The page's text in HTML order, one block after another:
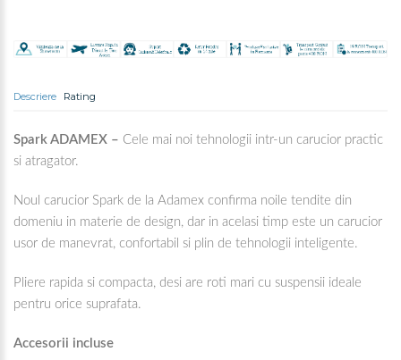
Descriere Rating
Spark ADAMEX – Cele mai noi tehnologii intr-un carucior practic
si atragator.
Noul carucior Spark de la Adamex confirma noile tendite din
domeniu in materie de design, dar in acelasi timp este un carucior
usor de manevrat, confortabil si plin de tehnologii inteligente.
Pliere rapida si compacta, desi are roti mari cu suspensii ideale
pentru orice suprafata.
Accesorii incluse